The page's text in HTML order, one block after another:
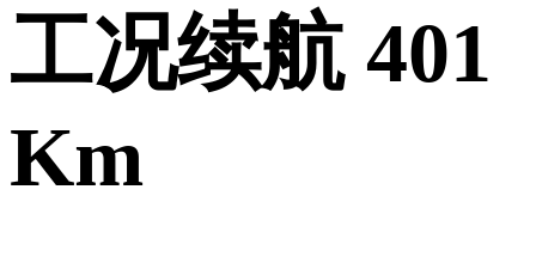
工况续航 401
Km